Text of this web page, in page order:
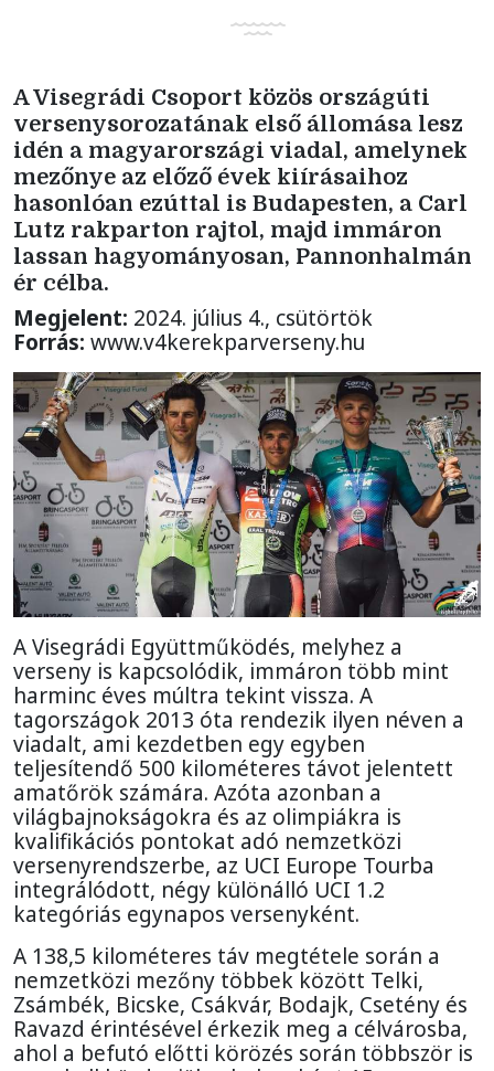
A Visegrádi Csoport közös országúti
versenysorozatának első állomása lesz
idén a magyarországi viadal, amelynek
mezőnye az előző évek kiírásaihoz
hasonlóan ezúttal is Budapesten, a Carl
Lutz rakparton rajtol, majd immáron
lassan hagyományosan, Pannonhalmán
ér célba.
Megjelent: 2024. július 4., csütörtök
Forrás: www.v4kerekparverseny.hu
A Visegrádi Együttműködés, melyhez a
verseny is kapcsolódik, immáron több mint
harminc éves múltra tekint vissza. A
tagországok 2013 óta rendezik ilyen néven a
viadalt, ami kezdetben egy egyben
teljesítendő 500 kilométeres távot jelentett
amatőrök számára. Azóta azonban a
világbajnokságokra és az olimpiákra is
kvalifikációs pontokat adó nemzetközi
versenyrendszerbe, az UCI Europe Tourba
integrálódott, négy különálló UCI 1.2
kategóriás egynapos versenyként.
A 138,5 kilométeres táv megtétele során a
nemzetközi mezőny többek között Telki,
Zsámbék, Bicske, Csákvár, Bodajk, Csetény és
Ravazd érintésével érkezik meg a célvárosba,
ahol a befutó előtti körözés során többször is